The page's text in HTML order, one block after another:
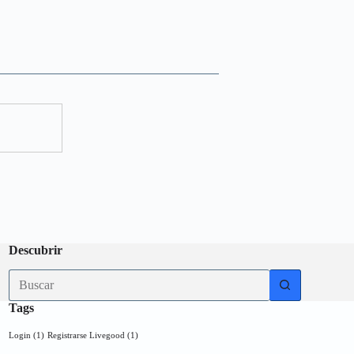
Descubrir
Tags
Login (1) Registrarse Livegood (1)